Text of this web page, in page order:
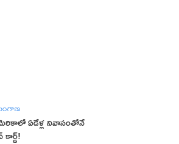
ఏడేళ్ల నివాసంతోనే
కార్డ్!